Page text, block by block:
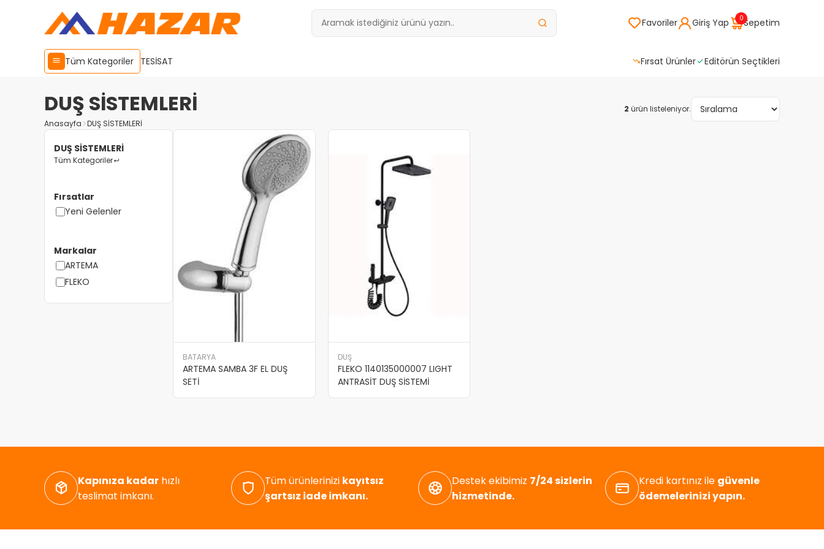
Favoriler Giriş Yap 0Sepetim
Tüm Kategoriler TESİSAT Fırsat Ürünler Editörün Seçtikleri
DUŞ SİSTEMLERİ
Anasayfa DUŞ SİSTEMLERİ
2 ürün listeleniyor.
DUŞ SİSTEMLERİ
Tüm Kategoriler
Fırsatlar
Yeni Gelenler
Markalar
ARTEMA
FLEKO
BATARYA
ARTEMA SAMBA 3F EL DUŞ
SETİ
DUŞ
FLEKO 1140135000007 LIGHT
ANTRASİT DUŞ SİSTEMİ
Kapınıza kadar hızlı
teslimat imkanı.
Tüm ürünlerinizi kayıtsız
şartsız iade imkanı.
Destek ekibimiz 7/24 sizlerin
hizmetinde.
Kredi kartınız ile güvenle
ödemelerinizi yapın.